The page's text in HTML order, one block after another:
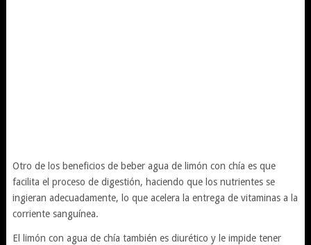
Otro de los beneficios de beber agua de limón con chía es que
facilita el proceso de digestión, haciendo que los nutrientes se
ingieran adecuadamente, lo que acelera la entrega de vitaminas a la
corriente sanguínea.
El limón con agua de chía también es diurético y le impide tener